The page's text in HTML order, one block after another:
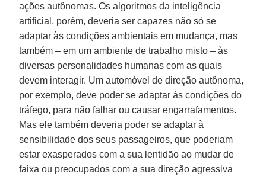
ações autônomas. Os algoritmos da inteligência
artificial, porém, deveria ser capazes não só se
adaptar às condições ambientais em mudança, mas
também – em um ambiente de trabalho misto – às
diversas personalidades humanas com as quais
devem interagir. Um automóvel de direção autônoma,
por exemplo, deve poder se adaptar às condições do
tráfego, para não falhar ou causar engarrafamentos.
Mas ele também deveria poder se adaptar à
sensibilidade dos seus passageiros, que poderiam
estar exasperados com a sua lentidão ao mudar de
faixa ou preocupados com a sua direção agressiva